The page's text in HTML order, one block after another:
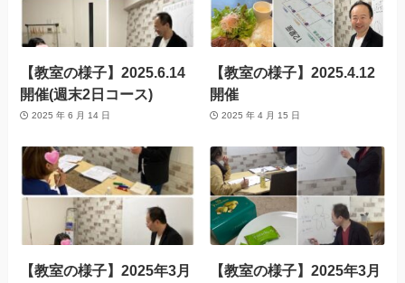
【教室の様子】2025.6.14
開催(週末2日コース)
2025 年 6 月 14 日
【教室の様子】2025.4.12
開催
2025 年 4 月 15 日
【教室の様子】2025年3月
【教室の様子】2025年3月